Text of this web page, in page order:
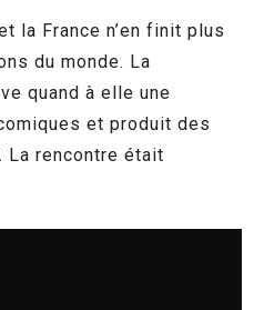
la France n’en finit plus
du monde. La
quand à elle une
et produit des
La rencontre était